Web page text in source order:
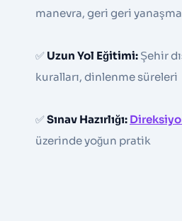
manevra, geri geri
✅ Uzun Yol Eğitimi: Şehir
kuralları, dinlenme süreleri
✅Sınav Hazırlığı:
üzerinde yoğun pratik